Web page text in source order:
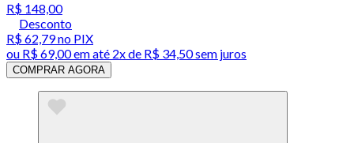
R$ 148,00
Desconto
R$ 62,79no PIX
ou R$ 69,00em até 2x de R$ 34,50 sem juros
COMPRAR AGORA